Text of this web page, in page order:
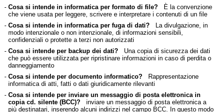
- Cosa si intende in informatica per formato di file?È la convenzione
che viene usata per leggere, scrivere e interpretare i contenuti di un file
- Cosa si intende in informatica per fuga di dati?La divulgazione, in
modo intenzionale o non intenzionale, di informazioni sensibili,
confidenziali o protette a terzi non autorizzati
- Cosa si intende per backup dei dati?Una copia di sicurezza dei dati
che può essere utilizzata per ripristinare informazioni in caso di perdita o
danneggiamento
- Cosa si intende per documento informatico?Rappresentazione
informatica di atti, fatti o dati giuridicamente rilevanti
- Cosa si intende per inviare un messaggio di posta elettronica in
copia cd. silente (BCC)?inviare un messaggio di posta elettronica a
più destinatari, inserendo alcuni indirizzi nel campo BCC. In questo modo